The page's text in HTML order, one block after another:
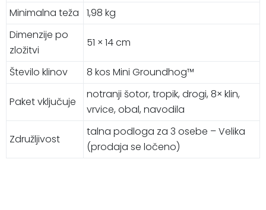
Minimalna teža
1,98 kg
Dimenzije po
zložitvi
51 × 14 cm
Število klinov 8 kos Mini Groundhog™
Paket vključuje
notranji šotor, tropik, drogi, 8× klin,
vrvice, obal, navodila
Združljivost
talna podloga za 3 osebe – Velika
(prodaja se ločeno)